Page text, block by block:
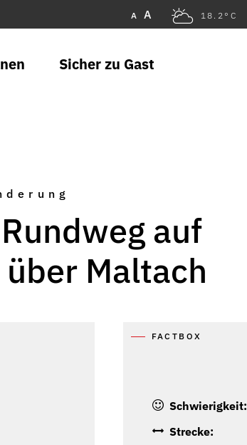
A A 18.2°C
Sicher zu Gast
auf
Maltach
FACTBOX
Schwierigkeit:
Strecke: